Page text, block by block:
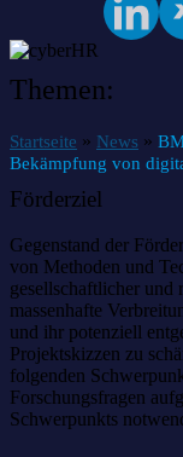
Themen:
Startseite » News »
Bekämpfung von
Förderziel
Gegenstand der
von Methoden und
gesellschaftlicher und
massenhafte
und ihr potenziell
Projektskizzen zu
folgenden
Forschungsfragen
Schwerpunkts